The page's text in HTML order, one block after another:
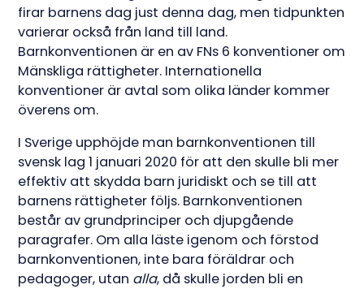
firar barnens dag just denna dag, men tidpunkten
varierar också från land till land.
Barnkonventionen är en av FNs 6 konventioner om
Mänskliga rättigheter. Internationella
konventioner är avtal som olika länder kommer
överens om.
I Sverige upphöjde man barnkonventionen till
svensk lag 1 januari 2020 för att den skulle bli mer
effektiv att skydda barn juridiskt och se till att
barnens rättigheter följs. Barnkonventionen
består av grundprinciper och djupgående
paragrafer. Om alla läste igenom och förstod
barnkonventionen, inte bara föräldrar och
pedagoger, utan alla, då skulle jorden bli en